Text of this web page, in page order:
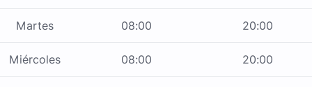
Martes 08:00 20:00
Miércoles 08:00 20:00